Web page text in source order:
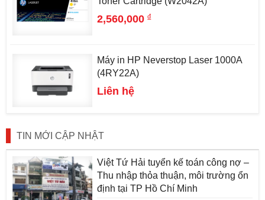
2,560,000đ
Máy in HP Neverstop Laser 1000A
(4RY22A)
Liên hệ
TIN MỚI CẬP NHẬT
Việt Tứ Hải tuyển kế toán công nợ –
Thu nhập thỏa thuận, môi trường ổn
định tại TP Hồ Chí Minh